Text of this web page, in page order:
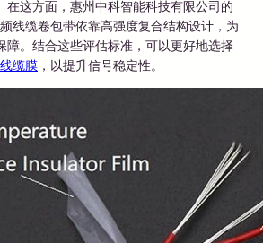
在这方面，惠州中科智能科技有限公司的
线缆卷包带依靠高强度复合结构设计，为
障。结合这些评估标准，可以更好地选择
缆膜 ，以提升信号稳定性。